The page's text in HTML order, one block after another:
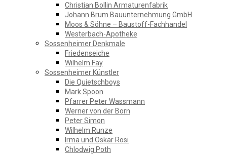
Christian Bollin Armaturenfabrik
Johann Brum Bauunternehmung GmbH
Moos & Söhne – Baustoff-Fachhandel
Westerbach-Apotheke
Sossenheimer Denkmale
Friedenseiche
Wilhelm Fay
Sossenheimer Künstler
Die Quietschboys
Mark Spoon
Pfarrer Peter Wassmann
Werner von der Born
Peter Simon
Wilhelm Runze
Irma und Oskar Rosi
Chlodwig Poth